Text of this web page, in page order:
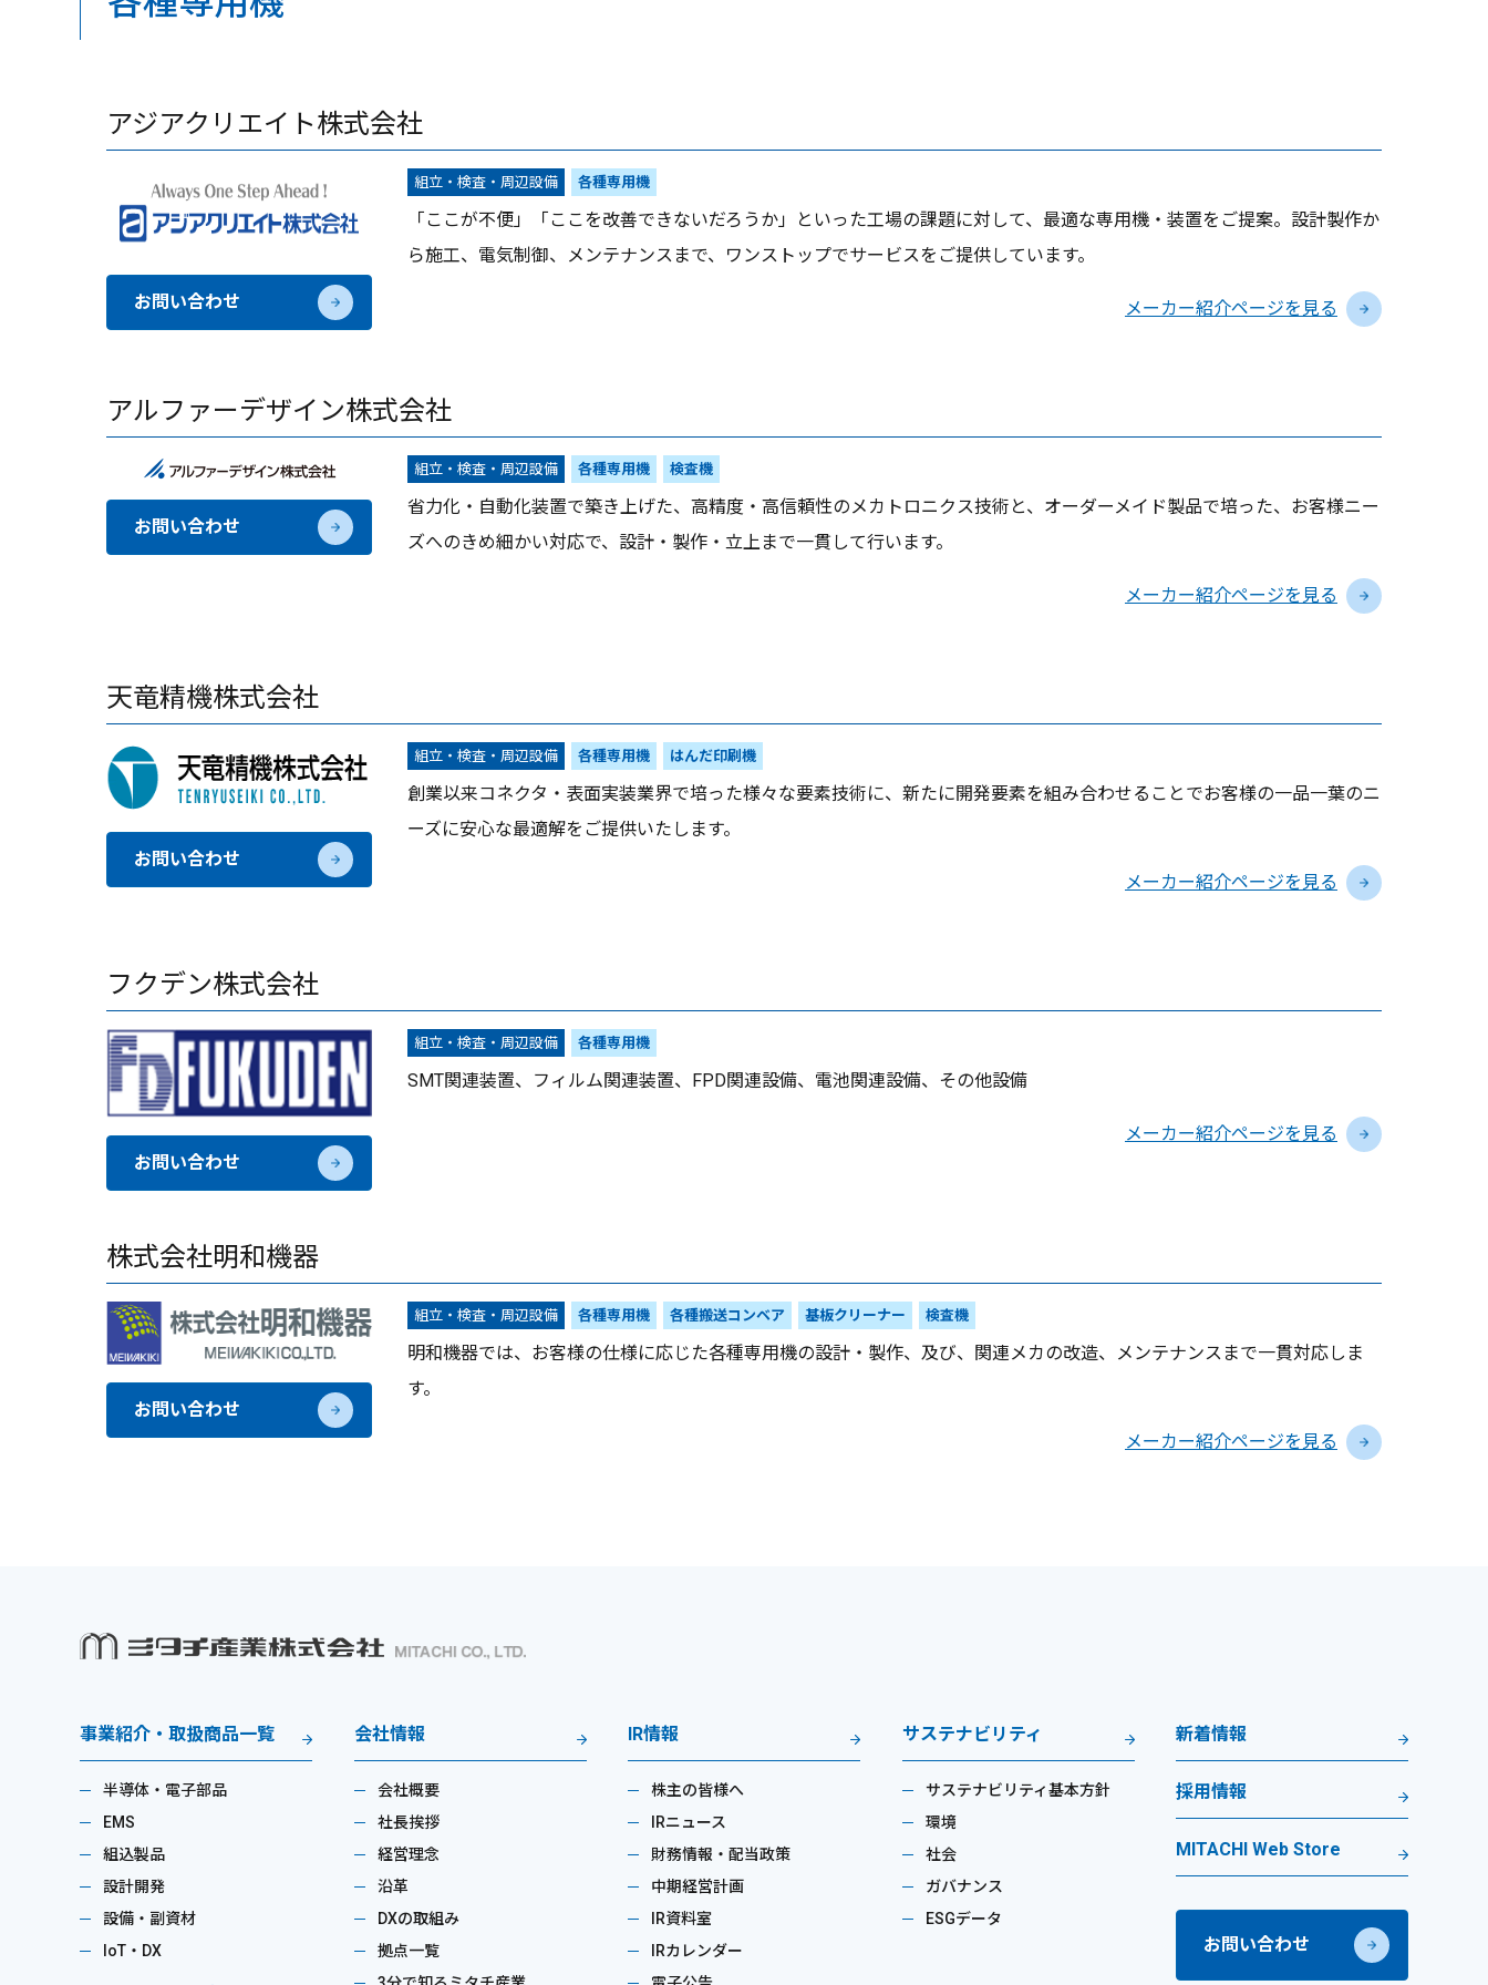
アジアクリエイト株式会社
お問い合わせ
組立・検査・周辺設備 各種専用機
「ここが不便」「ここを改善できないだろうか」といった工場の課題に対して、最適な専用機・装置をご提案。設計製作か
ら施工、電気制御、メンテナンスまで、ワンストップでサービスをご提供しています。
メーカー紹介ページを見る
アルファーデザイン株式会社
お問い合わせ
組立・検査・周辺設備 各種専用機 検査機
省力化・自動化装置で築き上げた、高精度・高信頼性のメカトロニクス技術と、オーダーメイド製品で培った、お客様ニー
ズへのきめ細かい対応で、設計・製作・立上まで一貫して行います。
メーカー紹介ページを見る
天竜精機株式会社
お問い合わせ
組立・検査・周辺設備 各種専用機 はんだ印刷機
創業以来コネクタ・表面実装業界で培った様々な要素技術に、新たに開発要素を組み合わせることでお客様の一品一葉のニ
ーズに安心な最適解をご提供いたします。
メーカー紹介ページを見る
フクデン株式会社
お問い合わせ
組立・検査・周辺設備 各種専用機
SMT関連装置、フィルム関連装置、FPD関連設備、電池関連設備、その他設備
メーカー紹介ページを見る
株式会社明和機器
お問い合わせ
組立・検査・周辺設備 各種専用機 各種搬送コンベア 基板クリーナー 検査機
明和機器では、お客様の仕様に応じた各種専用機の設計・製作、及び、関連メカの改造、メンテナンスまで一貫対応しま
す。
メーカー紹介ページを見る
事業紹介・取扱商品一覧
半導体・電子部品
EMS
組込製品
設計開発
設備・副資材
IoT・DX
会社情報
会社概要
社長挨拶
経営理念
沿革
DXの取組み
拠点一覧
IR情報
株主の皆様へ
IRニュース
財務情報・配当政策
中期経営計画
IR資料室
IRカレンダー
サステナビリティ
サステナビリティ基本方針
環境
社会
ガバナンス
ESGデータ
新着情報
採用情報
MITACHI Web Store
お問い合わせ